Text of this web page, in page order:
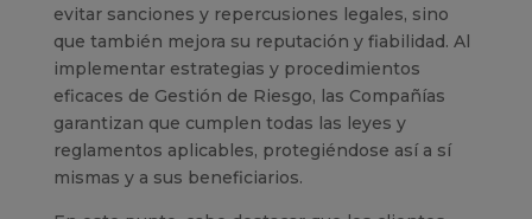
evitar sanciones y repercusiones legales, sino
que también mejora su reputación y fiabilidad. Al
implementar estrategias y procedimientos
eficaces de Gestión de Riesgo, las Compañías
garantizan que cumplen todas las leyes y
reglamentos aplicables, protegiéndose así a sí
mismas y a sus beneficiarios.